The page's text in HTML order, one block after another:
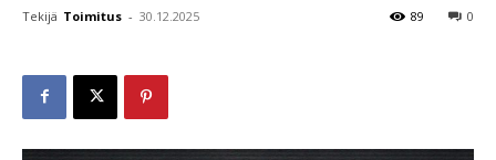
Tekijä Toimitus - 30.12.2025 0
89